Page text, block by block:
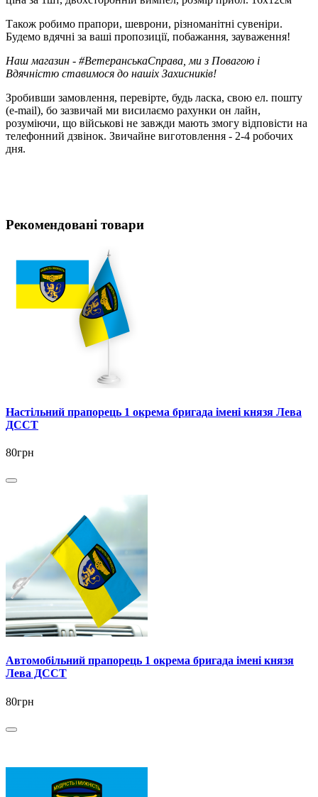
Також робимо прапори, шеврони, різноманітні сувеніри.
Будемо вдячні за ваші пропозиції, побажання, зауваження!
Наш магазин - #ВетеранськаСправа, ми з Повагою і
Вдячністю ставимося до нашіх Захисників!
Зробивши замовлення, перевірте, будь ласка, свою ел. пошту
(e-mail), бо зазвичай ми висилаємо рахунки он лайн,
розуміючи, що військові не завжди мають змогу відповісти на
телефонний дзвінок. Звичайне виготовлення - 2-4 робочих
дня.
Рекомендовані товари
Настільний прапорець 1 окрема бригада імені князя Лева
ДССТ
80грн
Автомобільний прапорець 1 окрема бригада імені князя
Лева ДССТ
80грн